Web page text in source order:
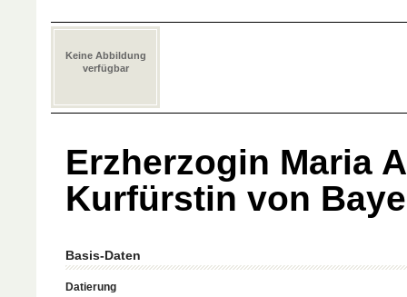
Keine Abbildung
verfügbar
Erzherzogin Maria
Kurfürstin von
Basis-Daten
Datierung